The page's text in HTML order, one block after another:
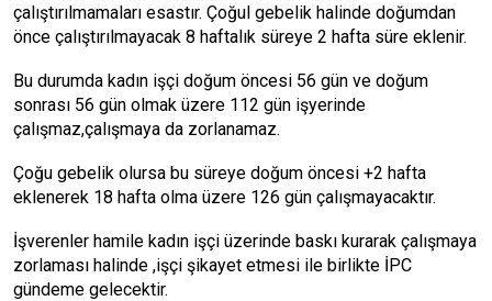
çalıştırılmamaları esastır. Çoğul gebelik halinde doğumdan
önce çalıştırılmayacak 8 haftalık süreye 2 hafta süre eklenir.
Bu durumda kadın işçi doğum öncesi 56 gün ve doğum
sonrası 56 gün olmak üzere 112 gün işyerinde
çalışmaz,çalışmaya da zorlanamaz.
Çoğu gebelik olursa bu süreye doğum öncesi +2 hafta
eklenerek 18 hafta olma üzere 126 gün çalışmayacaktır.
İşverenler hamile kadın işçi üzerinde baskı kurarak çalışmaya
zorlaması halinde ,işçi şikayet etmesi ile birlikte İPC
gündeme gelecektir.